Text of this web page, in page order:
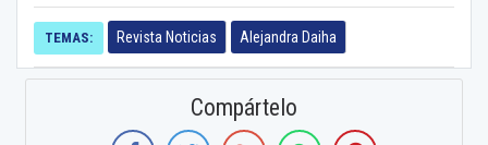
TEMAS: Revista Noticias Alejandra Daiha
Compártelo